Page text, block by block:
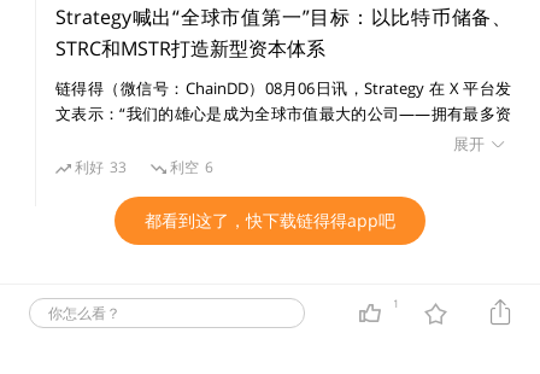
2026 季度 APY 为 6.52%，高于全网平均 6.38%，领先 14 个基点；
区块跳过率（skip rate）：0.035%，低于全网平均 0.136%，约为
网络平均水平的四分之一。 Coinbase 表示，其验证节点采用多客
户端架构，目前运行 Harmonic、Jito、JitoBAM 和 Firedancer 等
4 种客户端，所有方案均经过 Solana Foundation 审核，不采用可
能影响用户体验的激进 MEV 时间策略。在基础设施方面，
Coinbase 将验证节点部署在两个独立裸机服务商上，并为每个节
验证节点集群迁移至 DoubleZero 网络，实现约 99.9%的会话可用
率。 Coinbase 还透露，正在为 Solana 预计于 2026 年晚些时候推
Strategy喊出“全球市值第一”目标：以比特币储备、
STRC和MSTR打造新型资本体系
链得得（微信号：ChainDD）08月06日讯，Strategy 在 X 平台发
文表示：“我们的雄心是成为全球市值最大的公司——拥有最多资
本化的比特币（BTC）、发行最强大的信用工具（STRC），并创造
最佳股票资产（MSTR）。” Strategy 表示其战略核心包括三大方
信用工具：通过 STRC 等优先股和其他金融工具拓展资本来源； 股
票价值：通过 MSTR 股票为投资者提供比特币敞口，并提升股东价
募集资金用于购买 BTC，形成“资本市场融资—增持比特币—提升
展开
利好 33 利空 6
都看到这了，快下载链得得app吧
你怎么看？ 1